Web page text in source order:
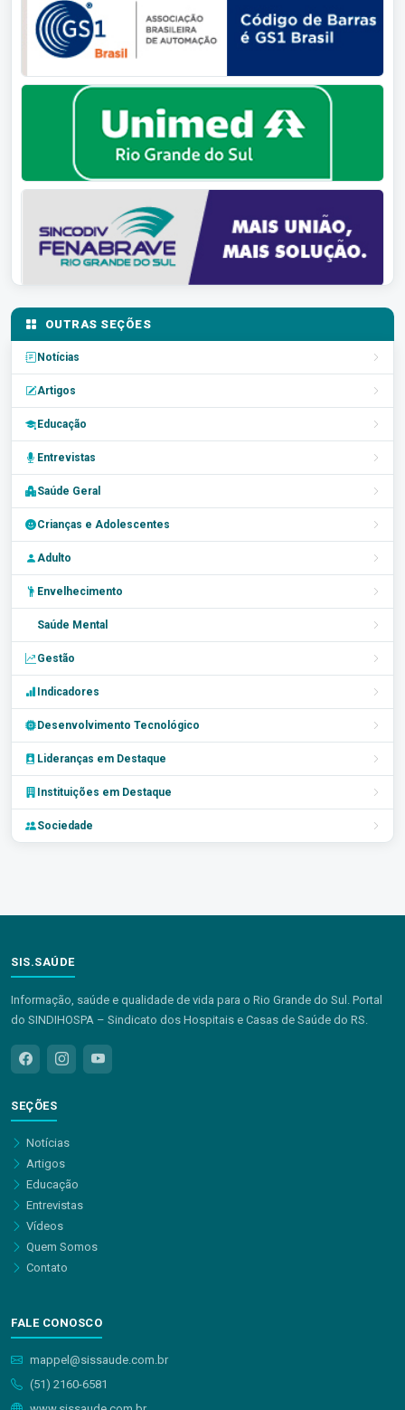
OUTRAS SEÇÕES
Notícias
Artigos
Educação
Entrevistas
Saúde Geral
Crianças e Adolescentes
Adulto
Envelhecimento
Saúde Mental
Gestão
Indicadores
Desenvolvimento Tecnológico
Lideranças em Destaque
Instituições em Destaque
Sociedade
SIS.SAÚDE
Informação, saúde e qualidade de vida para o Rio Grande do Sul. Portal
do SINDIHOSPA – Sindicato dos Hospitais e Casas de Saúde do RS.
SEÇÕES
Notícias
Artigos
Educação
Entrevistas
Vídeos
Quem Somos
Contato
FALE CONOSCO
mappel@sissaude.com.br
(51) 2160-6581